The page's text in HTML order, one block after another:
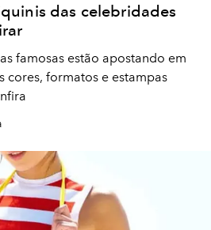
das celebridades
famosas estão apostando em
cores, formatos e estampas